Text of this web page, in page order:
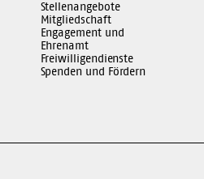
Stellenangebote
Mitgliedschaft
Engagement und
Ehrenamt
Freiwilligendienste
Spenden und Fördern